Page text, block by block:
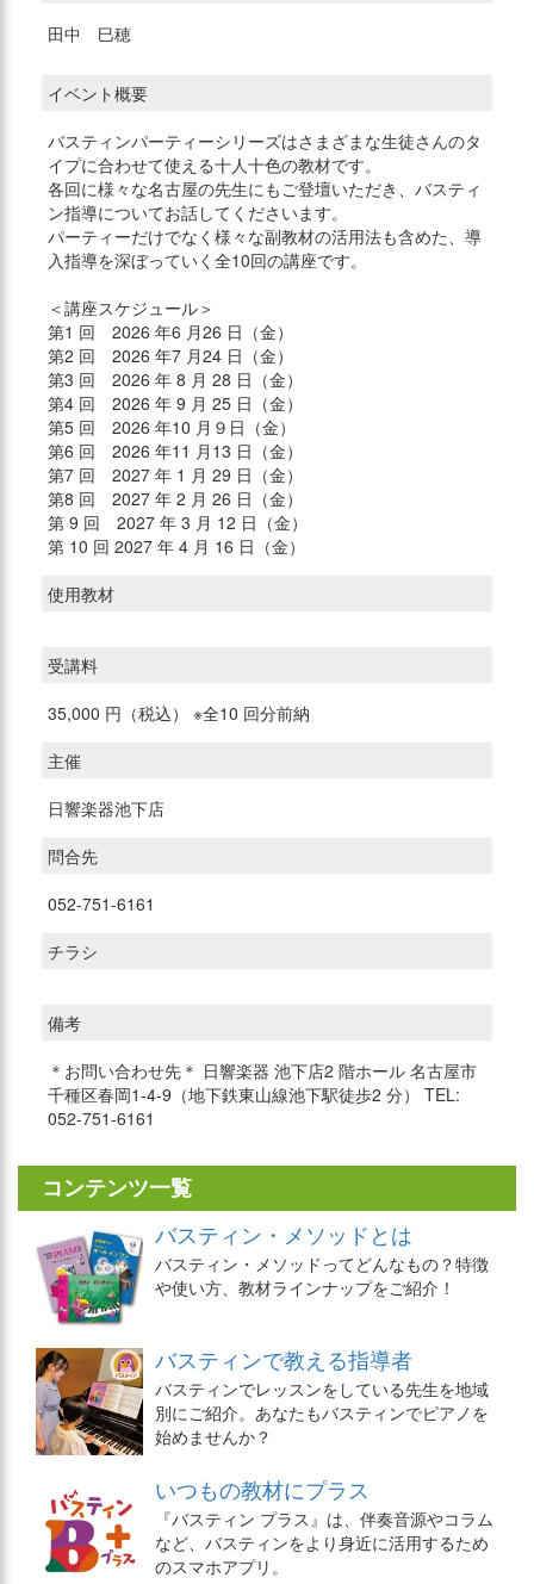
田中 巳穂
イベント概要
バスティンパーティーシリーズはさまざまな生徒さんのタ
イプに合わせて使える十人十色の教材です。
各回に様々な名古屋の先生にもご登壇いただき、バスティ
ン指導についてお話してくださいます。
パーティーだけでなく様々な副教材の活用法も含めた、導
入指導を深ぼっていく全10回の講座です。
＜講座スケジュール＞
第1 回 2026 年6 月26 日（金）
第2 回 2026 年7 月24 日（金）
第3 回 2026 年 8 月 28 日（金）
第4 回 2026 年 9 月 25 日（金）
第5 回 2026 年10 月９日（金）
第6 回 2026 年11 月13 日（金）
第7 回 2027 年 1 月 29 日（金）
第8 回 2027 年 2 月 26 日（金）
第 9 回 2027 年 3 月 12 日（金）
第 10 回 2027 年 4 月 16 日（金）
使用教材
受講料
35,000 円（税込） ※全10 回分前納
主催
日響楽器池下店
問合先
052-751-6161
チラシ
備考
＊お問い合わせ先＊ 日響楽器 池下店2 階ホール 名古屋市
千種区春岡1-4-9（地下鉄東山線池下駅徒歩2 分） TEL:
052-751-6161
コンテンツ一覧
バスティン・メソッドとは
バスティン・メソッドってどんなもの？特徴
や使い方、教材ラインナップをご紹介！
バスティンで教える指導者
バスティンでレッスンをしている先生を地域
別にご紹介。あなたもバスティンでピアノを
始めませんか？
いつもの教材にプラス
『バスティン プラス』は、伴奏音源やコラム
など、バスティンをより身近に活用するため
のスマホアプリ。